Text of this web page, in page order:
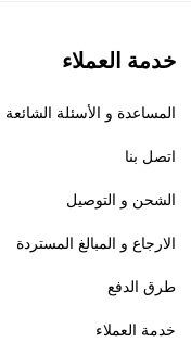
خدمة العملاء
المساعدة و الأسئلة الشائعة
اتصل بنا
الشحن و التوصيل
الارجاع و المبالغ المستردة
طرق الدفع
خدمة العملاء